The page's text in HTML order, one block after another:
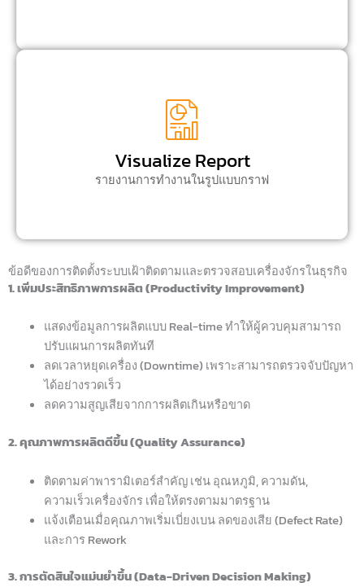
Visualize Report
รายงานการทำงานในรูปแบบกราฟ
ข้อดีของการติดตั้งระบบเฝ้าติดตามและตรวจสอบเครื่องจักรในธุรกิจ
1. เพิ่มประสิทธิภาพการผลิต (Productivity Improvement)
แสดงข้อมูลการผลิตแบบ Real-time ทำให้ผู้ควบคุมสามารถ
ปรับแผนการผลิตทันที
ลดเวลาหยุดเครื่อง (Downtime) เพราะสามารถตรวจจับปัญหา
ได้อย่างรวดเร็ว
ลดความสูญเสียจากการผลิตเกินหรือขาด
2. คุณภาพการผลิตดีขึ้น (Quality Assurance)
ติดตามค่าพารามิเตอร์สำคัญ เช่น อุณหภูมิ, ความดัน,
ความเร็วเครื่องจักร เพื่อให้ตรงตามมาตรฐาน
แจ้งเตือนเมื่อคุณภาพเริ่มเบี่ยงเบน ลดของเสีย (Defect Rate)
และการ Rework
3. การตัดสินใจแม่นยำขึ้น (Data-Driven Decision Making)